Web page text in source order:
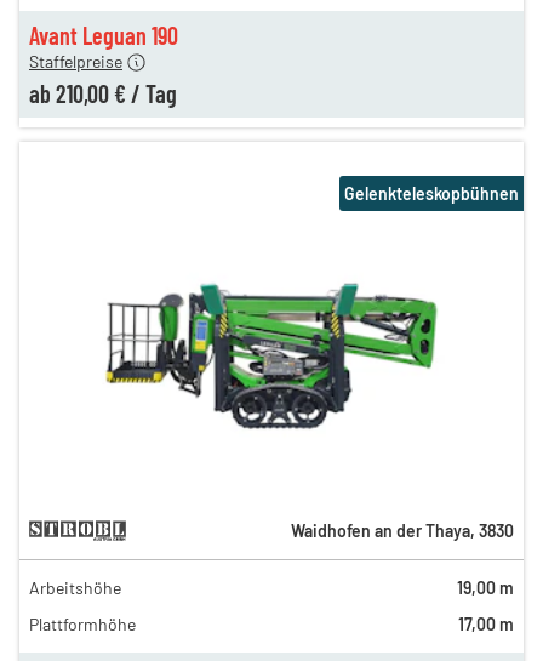
Avant Leguan 190
Staffelpreise
ab 210,00 € / Tag
280,00 €
231,00 €
Gelenkteleskopbühnen
Waidhofen an der Thaya, 3830
Arbeitshöhe
19,00 m
Plattformhöhe
17,00 m